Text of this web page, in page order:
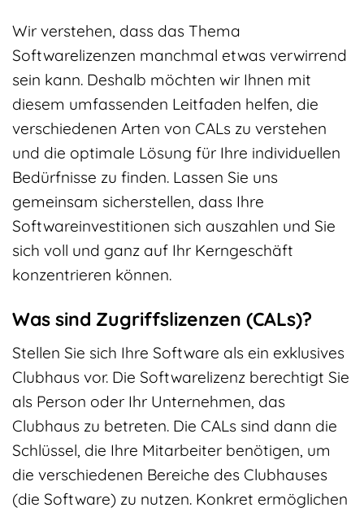
Wir verstehen, dass das Thema
Softwarelizenzen manchmal etwas verwirrend
sein kann. Deshalb möchten wir Ihnen mit
diesem umfassenden Leitfaden helfen, die
verschiedenen Arten von CALs zu verstehen
und die optimale Lösung für Ihre individuellen
Bedürfnisse zu finden. Lassen Sie uns
gemeinsam sicherstellen, dass Ihre
Softwareinvestitionen sich auszahlen und Sie
sich voll und ganz auf Ihr Kerngeschäft
konzentrieren können.
Was sind Zugriffslizenzen (CALs)?
Stellen Sie sich Ihre Software als ein exklusives
Clubhaus vor. Die Softwarelizenz berechtigt Sie
als Person oder Ihr Unternehmen, das
Clubhaus zu betreten. Die CALs sind dann die
Schlüssel, die Ihre Mitarbeiter benötigen, um
die verschiedenen Bereiche des Clubhauses
(die Software) zu nutzen. Konkret ermöglichen